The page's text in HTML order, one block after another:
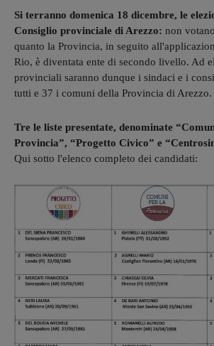
Si terranno domenica 18 dicembre, le
Consiglio provinciale di Arezzo: non
quanto la Provincia, in seguito
Rio, è diventata ente di secondo livello. Ad
provinciali saranno dunque i sindaci e i
tutti e 37 i comuni della Provincia di Arezzo.
Tre le liste presentate, denominate
Provincia”, “Progetto Civico” e
Qui sotto l'elenco completo dei candidati: